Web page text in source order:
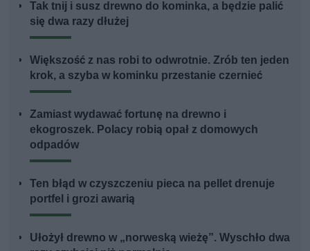
Tak tnij i susz drewno do kominka, a będzie palić
się dwa razy dłużej
Większość z nas robi to odwrotnie. Zrób ten jeden
krok, a szyba w kominku przestanie czernieć
Zamiast wydawać fortunę na drewno i
ekogroszek. Polacy robią opał z domowych
odpadów
Ten błąd w czyszczeniu pieca na pellet drenuje
portfel i grozi awarią
Ułożył drewno w „norweską wieżę”. Wyschło dwa